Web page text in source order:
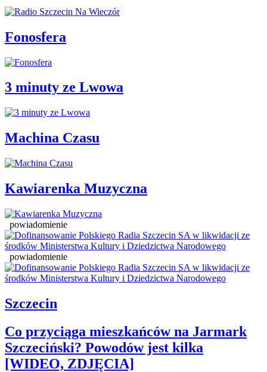
Fonosfera
3 minuty ze Lwowa
Machina Czasu
Kawiarenka Muzyczna
powiadomienie
powiadomienie
Szczecin
Co przyciąga mieszkańców na Jarmark
Szczeciński? Powodów jest kilka
[WIDEO, ZDJĘCIA]